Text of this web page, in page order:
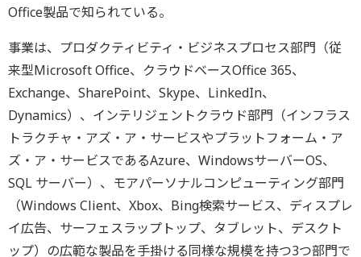
Office製品で知られている。
事業は、プロダクティビティ・ビジネスプロセス部門（従
来型Microsoft Office、クラウドベースOffice 365、
Exchange、SharePoint、Skype、LinkedIn、
Dynamics）、インテリジェントクラウド部門（インフラス
トラクチャ・アズ・ア・サービスやプラットフォーム・ア
ズ・ア・サービスであるAzure、WindowsサーバーOS、
SQL サーバー）、モアパーソナルコンピューティング部門
（Windows Client、Xbox、Bing検索サービス、ディスプレ
イ広告、サーフェスラップトップ、タブレット、デスクト
ップ）の広範な製品を手掛ける同様な規模を持つ3つ部門で